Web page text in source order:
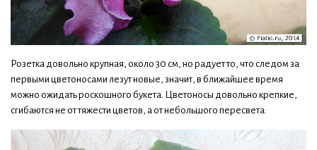
Розетка довольно крупная, около 30 см, но радует то, что следом за
первыми цветоносами лезут новые, значит, в ближайшее время
можно ожидать роскошного букета. Цветоносы довольно крепкие,
сгибаются не от тяжести цветов, а от небольшого пересвета: